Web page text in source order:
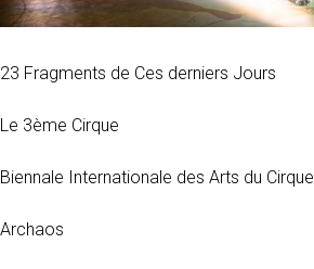
23 Fragments de Ces derniers Jours
Le 3ème Cirque
Biennale Internationale des Arts du Cirque
Archaos